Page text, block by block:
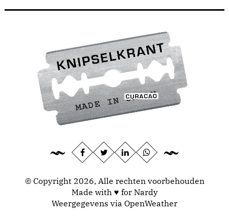
© Copyright 2026, Alle rechten voorbehouden
Made with ♥ for Nardy
Weergegevens via OpenWeather